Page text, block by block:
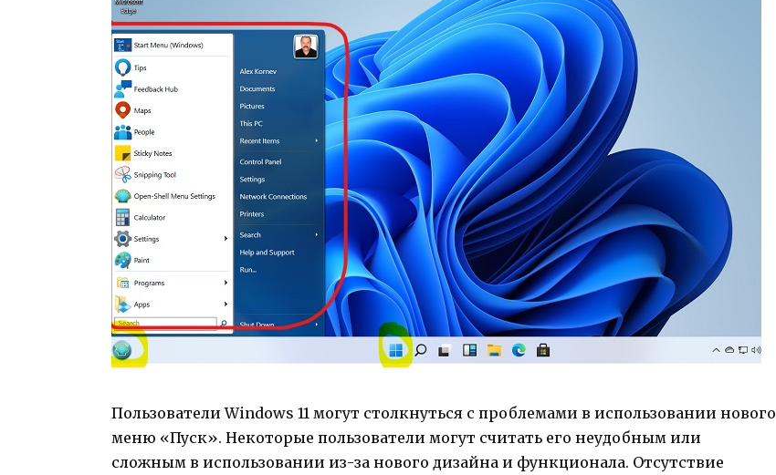
Пользователи Windows 11 могут столкнуться с проблемами в использовании нового
меню «Пуск». Некоторые пользователи могут считать его неудобным или
сложным в использовании из-за нового дизайна и функционала. Отсутствие